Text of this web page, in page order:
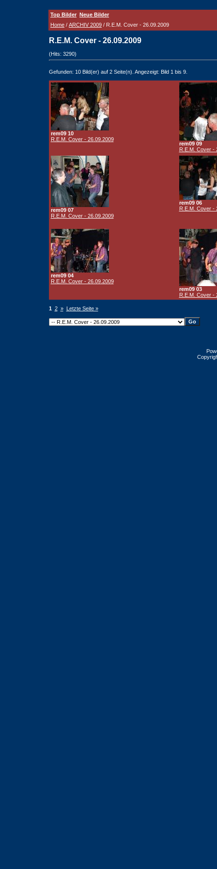
Top Bilder Neue Bilder
Home / ARCHIV 2009 / R.E.M. Cover - 26.09.2009
R.E.M. Cover - 26.09.2009
(Hits: 3290)
Gefunden: 10 Bild(er) auf 2 Seite(n). Angezeigt: Bild 1 bis 9.
rem09 10
R.E.M. Cover - 26.09.2009
rem09 09
R.E.M. Cover -
rem09 07
R.E.M. Cover - 26.09.2009
rem09 06
R.E.M. Cover -
rem09 04
R.E.M. Cover - 26.09.2009
rem09 03
R.E.M. Cover -
1 2 » Letzte Seite »